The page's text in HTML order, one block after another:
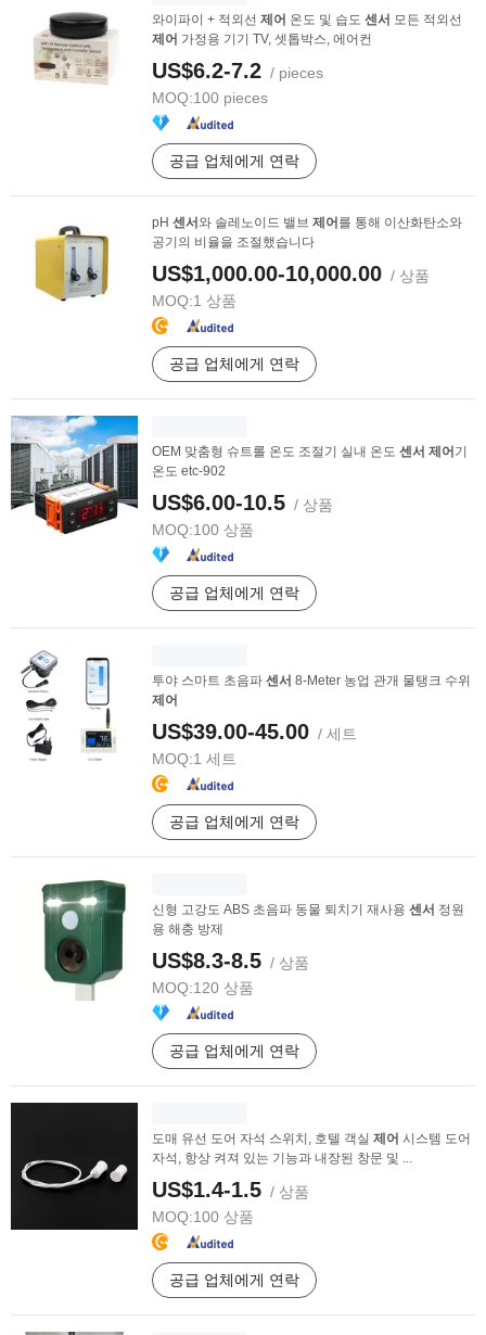
와이파이 + 적외선 제어 온도 및 습도 센서 모든 적외선
제어 가정용 기기 TV, 셋톱박스, 에어컨
US$6.2-7.2 / pieces
MOQ:100 pieces
공급 업체에게 연락
pH 센서와 솔레노이드 밸브 제어 를 통해 이산화탄소와
공기의 비율을 조절했습니다
US$1,000.00-10,000.00 / 상품
MOQ:1 상품
공급 업체에게 연락
OEM 맞춤형 슈트롤 온도 조절기 실내 온도 센서 제어 기
온도 etc-902
US$6.00-10.5 / 상품
MOQ:100 상품
공급 업체에게 연락
투야 스마트 초음파 센서 8-Meter 농업 관개 물탱크 수위
제어
US$39.00-45.00 / 세트
MOQ:1 세트
공급 업체에게 연락
신형 고강도 ABS 초음파 동물 퇴치기 재사용 센서 정원
용 해충 방제
US$8.3-8.5 / 상품
MOQ:120 상품
공급 업체에게 연락
도매 유선 도어 자석 스위치, 호텔 객실 제어 시스템 도어
자석, 항상 켜져 있는 기능과 내장된 창문 및 ...
US$1.4-1.5 / 상품
MOQ:100 상품
공급 업체에게 연락